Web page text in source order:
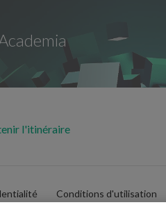
l'itinéraire
Conditions d'utilisation